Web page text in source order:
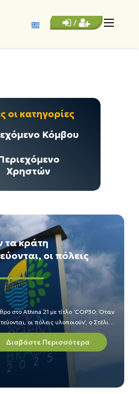
/
οι κατηγορίες
Κόμβου
Χρηστών
τα κράτη
οι πόλεις
στο Athina 21 με τίτλο ‘COP30: Όταν
οι πόλεις υλοποιούν’, ο Στέλιος
Διευθυντής Ευρώπης στο
και μέλος του Συμβουλίου
Κλιματικής Αλλαγής παρουσίασε τα
Διάσκεψης για το Κλίμα
Μπέλεμ και τη δυναμική που
Διαβάστε Περισσότερα